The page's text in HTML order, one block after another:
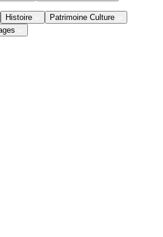
Histoire
Patrimoine Culture